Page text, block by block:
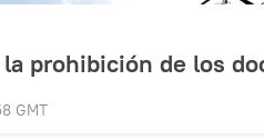
la prohibición de los
GMT